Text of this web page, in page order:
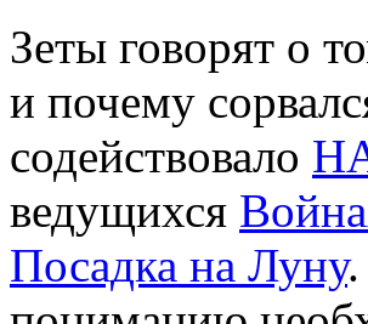
Зеты говорят о
и почему
содействовало
ведущихся
Посадка на Луну